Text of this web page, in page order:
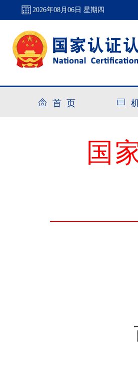
2026年08月06日 星期四
首 页
国